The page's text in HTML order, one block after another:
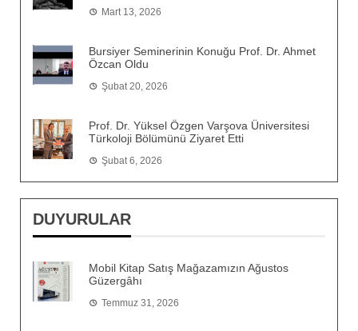
Mart 13, 2026
Bursiyer Seminerinin Konuğu Prof. Dr. Ahmet
Özcan Oldu
Şubat 20, 2026
Prof. Dr. Yüksel Özgen Varşova Üniversitesi
Türkoloji Bölümünü Ziyaret Etti
Şubat 6, 2026
DUYURULAR
Mobil Kitap Satış Mağazamızın Ağustos
Güzergâhı
Temmuz 31, 2026